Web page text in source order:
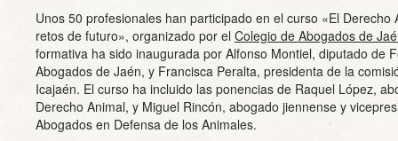
Unos 50 profesionales han participado en el curso «El Derecho
retos de futuro», organizado por el Colegio de Abogados de
formativa ha sido inaugurada por Alfonso Montiel, diputado de
Abogados de Jaén, y Francisca Peralta, presidenta de la
Icajaén. El curso ha incluido las ponencias de Raquel López,
Derecho Animal, y Miguel Rincón, abogado jiennense y
Abogados en Defensa de los Animales.